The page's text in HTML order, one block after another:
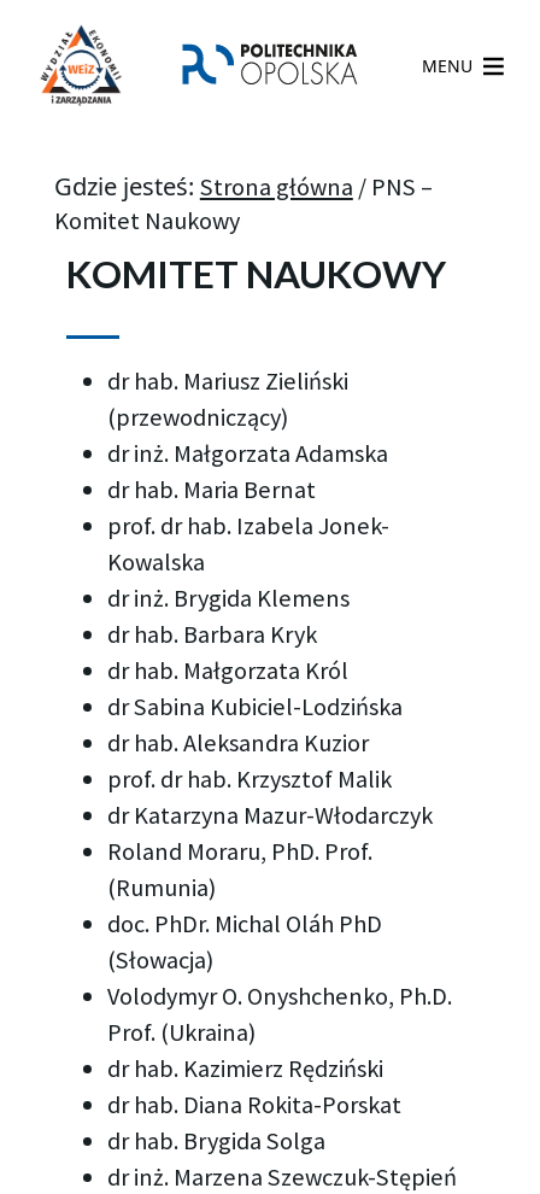
MENU
Gdzie jesteś: Strona główna / PNS –
Komitet Naukowy
KOMITET NAUKOWY
dr hab. Mariusz Zieliński
(przewodniczący)
dr inż. Małgorzata Adamska
dr hab. Maria Bernat
prof. dr hab. Izabela Jonek-
Kowalska
dr inż. Brygida Klemens
dr hab. Barbara Kryk
dr hab. Małgorzata Król
dr Sabina Kubiciel-Lodzińska
dr hab. Aleksandra Kuzior
prof. dr hab. Krzysztof Malik
dr Katarzyna Mazur-Włodarczyk
Roland Moraru, PhD. Prof.
(Rumunia)
doc. PhDr. Michal Oláh PhD
(Słowacja)
Volodymyr O. Onyshchenko, Ph.D.
Prof. (Ukraina)
dr hab. Kazimierz Rędziński
dr hab. Diana Rokita-Porskat
dr hab. Brygida Solga
dr inż. Marzena Szewczuk-Stępień